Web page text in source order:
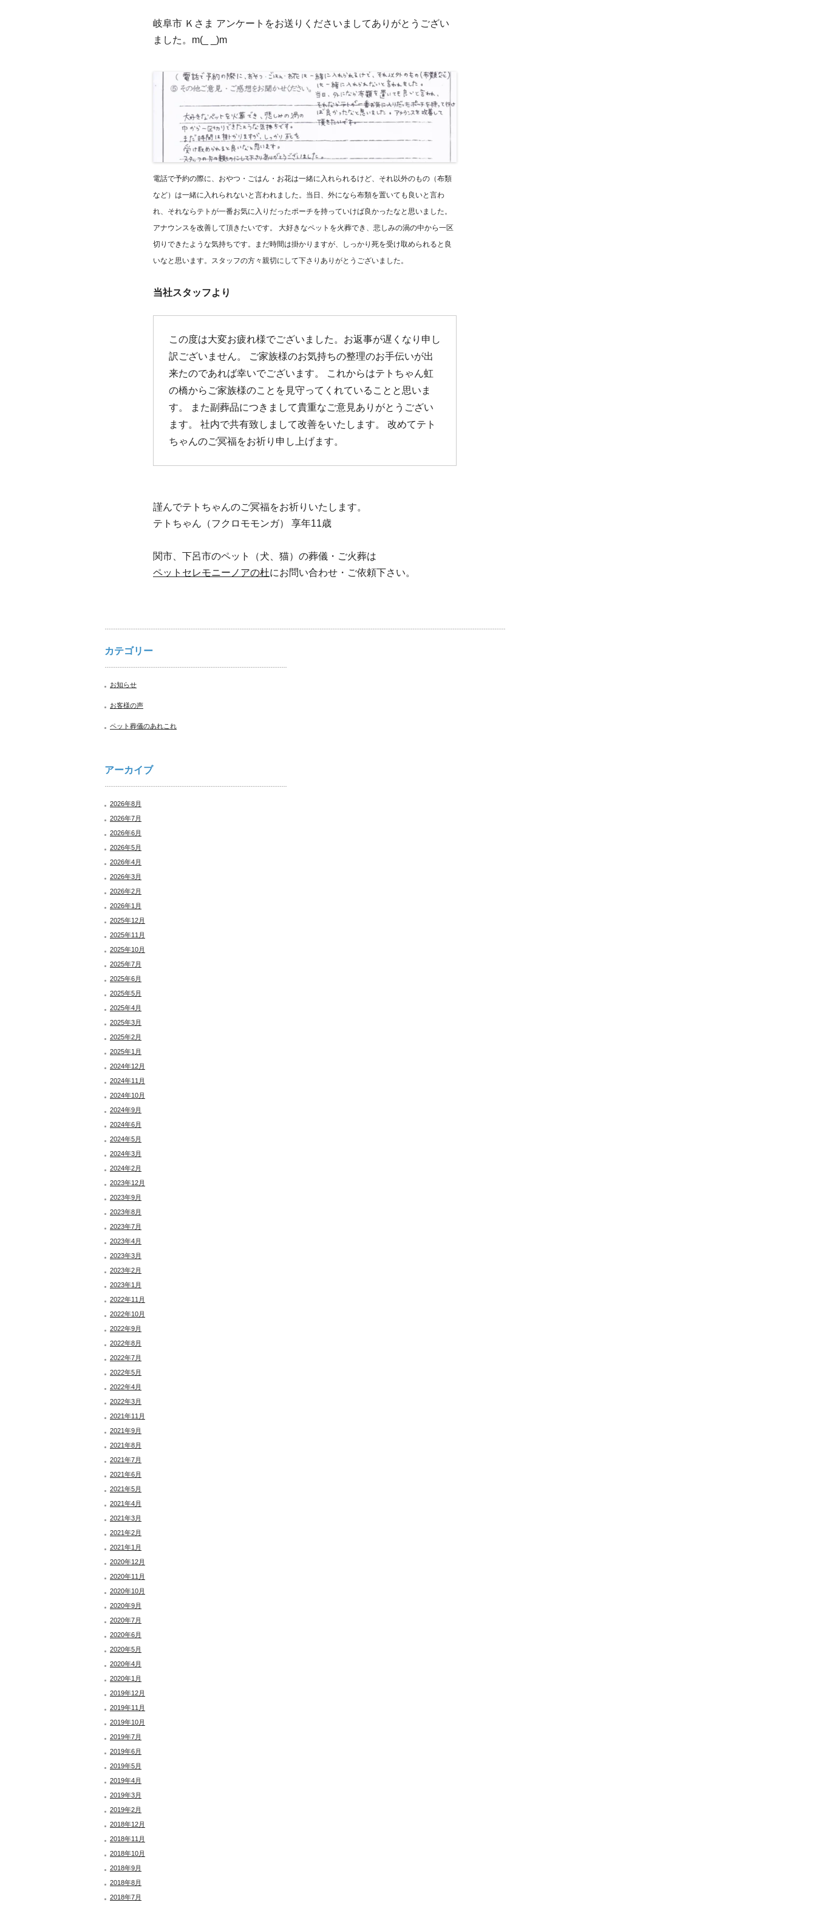
岐阜市 Ｋさま アンケートをお送りくださいましてありがとうござい
ました。m(_ _)m
電話で予約の際に、おやつ・ごはん・お花は一緒に入れられるけど、それ以外のもの（布類
など）は一緒に入れられないと言われました。当日、外になら布類を置いても良いと言わ
れ、それならテトが一番お気に入りだったポーチを持っていけば良かったなと思いました。
アナウンスを改善して頂きたいです。 大好きなペットを火葬でき、悲しみの渦の中から一区
切りできたような気持ちです。まだ時間は掛かりますが、しっかり死を受け取められると良
いなと思います。スタッフの方々親切にして下さりありがとうございました。
当社スタッフより
この度は大変お疲れ様でございました。お返事が遅くなり申し
訳ございません。 ご家族様のお気持ちの整理のお手伝いが出
来たのであれば幸いでございます。 これからはテトちゃん虹
の橋からご家族様のことを見守ってくれていることと思いま
す。 また副葬品につきまして貴重なご意見ありがとうござい
ます。 社内で共有致しまして改善をいたします。 改めてテト
ちゃんのご冥福をお祈り申し上げます。
謹んでテトちゃんのご冥福をお祈りいたします。
テトちゃん（フクロモモンガ） 享年11歳
関市、下呂市のペット（犬、猫）の葬儀・ご火葬は
ペットセレモニーノアの杜にお問い合わせ・ご依頼下さい。
カテゴリー
お知らせ
お客様の声
ペット葬儀のあれこれ
アーカイブ
2026年8月
2026年7月
2026年6月
2026年5月
2026年4月
2026年3月
2026年2月
2026年1月
2025年12月
2025年11月
2025年10月
2025年7月
2025年6月
2025年5月
2025年4月
2025年3月
2025年2月
2025年1月
2024年12月
2024年11月
2024年10月
2024年9月
2024年6月
2024年5月
2024年3月
2024年2月
2023年12月
2023年9月
2023年8月
2023年7月
2023年4月
2023年3月
2023年2月
2023年1月
2022年11月
2022年10月
2022年9月
2022年8月
2022年7月
2022年5月
2022年4月
2022年3月
2021年11月
2021年9月
2021年8月
2021年7月
2021年6月
2021年5月
2021年4月
2021年3月
2021年2月
2021年1月
2020年12月
2020年11月
2020年10月
2020年9月
2020年7月
2020年6月
2020年5月
2020年4月
2020年1月
2019年12月
2019年11月
2019年10月
2019年7月
2019年6月
2019年5月
2019年4月
2019年3月
2019年2月
2018年12月
2018年11月
2018年10月
2018年9月
2018年8月
2018年7月